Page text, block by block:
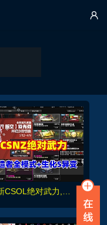

最新CSOL绝对武力,修复缔造者模式，生化S异变等模式+GM命令及使用教程